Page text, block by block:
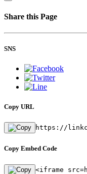
Share this Page
SNS
Copy URL
https://
Copy Embed Code
<iframe